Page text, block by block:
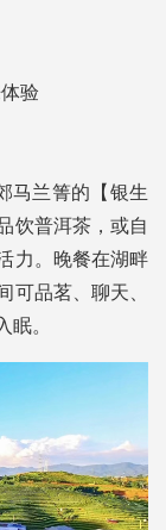
验
马兰箐的【银生
饮普洱茶，或自
力。晚餐在湖畔
可品茗、聊天、
眠。